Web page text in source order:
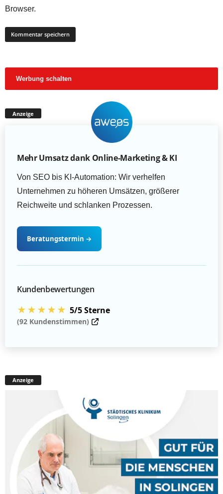
Browser.
Werbung schalten
Anzeige
Mehr Umsatz dank Online-Marketing & KI
Von SEO bis KI-Automation: Wir verhelfen
Unternehmen zu höheren Umsätzen, größerer
Reichweite und schlanken Prozessen.
Beratungstermin →
Kundenbewertungen
★★★★★ 5/5 Sterne
(92 Kundenstimmen)
Anzeige